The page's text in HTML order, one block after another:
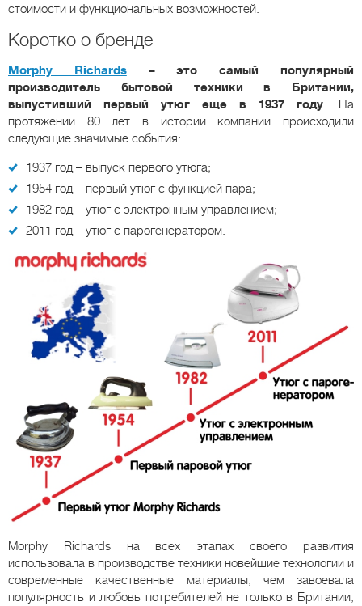
стоимости и функциональных возможностей.
Коротко о бренде
Morphy Richards– это самый популярный
производитель бытовой техники в Британии,
выпустивший первый утюг еще в 1937 году. На
протяжении 80 лет в истории компании происходили
следующие значимые события:
1937 год – выпуск первого утюга;
1954 год – первый утюг с функцией пара;
1982 год – утюг с электронным управлением;
2011 год – утюг с парогенератором.
Morphy Richards на всех этапах своего развития
использовала в производстве техники новейшие технологии и
современные качественные материалы, чем завоевала
популярность и любовь потребителей не только в Британии,